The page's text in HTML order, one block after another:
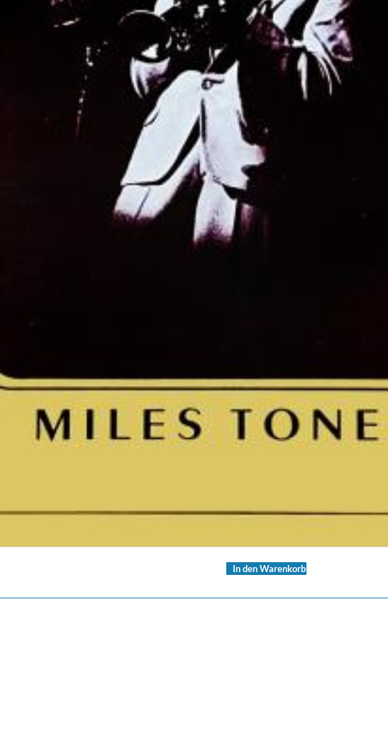
In den Warenkorb